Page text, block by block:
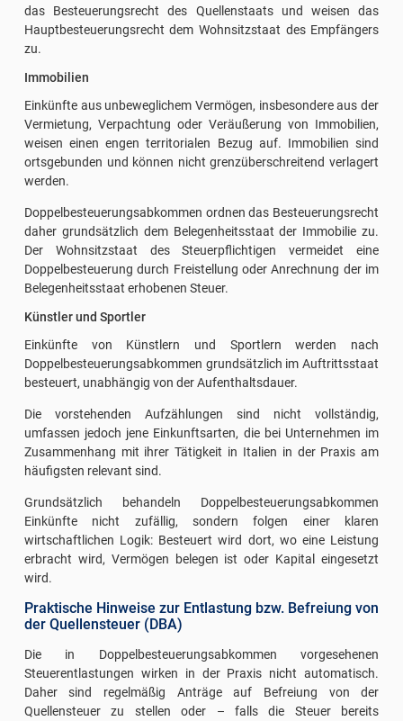
das Besteuerungsrecht des Quellenstaats und weisen das
Hauptbesteuerungsrecht dem Wohnsitzstaat des Empfängers
zu.
Immobilien
Einkünfte aus unbeweglichem Vermögen, insbesondere aus der
Vermietung, Verpachtung oder Veräußerung von Immobilien,
weisen einen engen territorialen Bezug auf. Immobilien sind
ortsgebunden und können nicht grenzüberschreitend verlagert
werden.
Doppelbesteuerungsabkommen ordnen das Besteuerungsrecht
daher grundsätzlich dem Belegenheitsstaat der Immobilie zu.
Der Wohnsitzstaat des Steuerpflichtigen vermeidet eine
Doppelbesteuerung durch Freistellung oder Anrechnung der im
Belegenheitsstaat erhobenen Steuer.
Künstler und Sportler
Einkünfte von Künstlern und Sportlern werden nach
Doppelbesteuerungsabkommen grundsätzlich im Auftrittsstaat
besteuert, unabhängig von der Aufenthaltsdauer.
Die vorstehenden Aufzählungen sind nicht vollständig,
umfassen jedoch jene Einkunftsarten, die bei Unternehmen im
Zusammenhang mit ihrer Tätigkeit in Italien in der Praxis am
häufigsten relevant sind.
Grundsätzlich behandeln Doppelbesteuerungsabkommen
Einkünfte nicht zufällig, sondern folgen einer klaren
wirtschaftlichen Logik: Besteuert wird dort, wo eine Leistung
erbracht wird, Vermögen belegen ist oder Kapital eingesetzt
wird.
Praktische Hinweise zur Entlastung bzw. Befreiung von
der Quellensteuer (DBA)
Die in Doppelbesteuerungsabkommen vorgesehenen
Steuerentlastungen wirken in der Praxis nicht automatisch.
Daher sind regelmäßig Anträge auf Befreiung von der
Quellensteuer zu stellen oder – falls die Steuer bereits